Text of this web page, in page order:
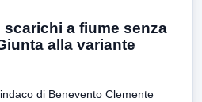
a fiume senza
alla variante
di Benevento Clemente